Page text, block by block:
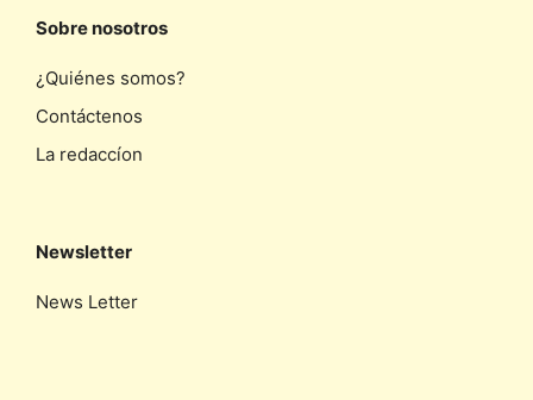
Sobre nosotros
¿Quiénes somos?
Contáctenos
La redaccíon
Newsletter
News Letter